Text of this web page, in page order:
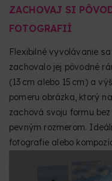
ZACHOVAJ SI
FOTOGRAFIÍ
Flexibilné vyvolávanie
zachovalo jej pôvodné
(13 cm alebo 15 cm) a
pomeru obrázka, ktorý
zachová svoju formu
pevným rozmerom.
fotografie alebo